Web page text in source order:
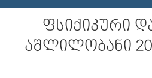
ფსიქიკური
აშლილობანი